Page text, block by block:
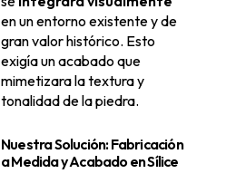
en un entorno existente y de
gran valor histórico. Esto
exigía un acabado que
mimetizara la textura y
tonalidad de la piedra.
Nuestra Solución: Fabricación
a Medida y Acabado en Sílice